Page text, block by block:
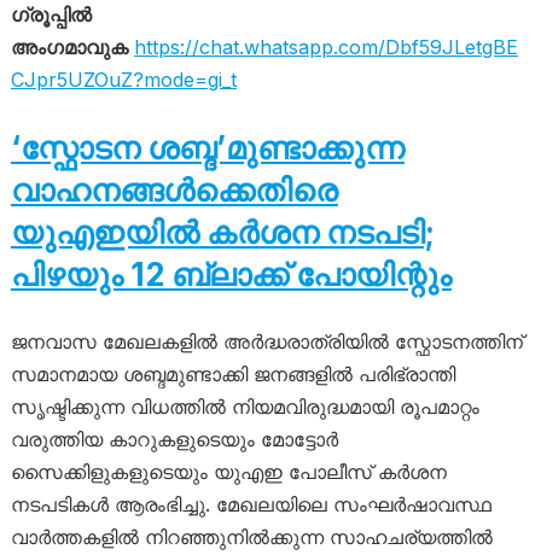
ഗ്രൂപ്പിൽ
അംഗമാവുക https://chat.whatsapp.com/Dbf59JLetgBE
CJpr5UZOuZ?mode=gi_t
‘സ്ഫോടന ശബ്ദ’മുണ്ടാക്കുന്ന
വാഹനങ്ങൾക്കെതിരെ
യുഎഇയിൽ കർശന നടപടി;
പിഴയും 12 ബ്ലാക്ക് പോയിന്റും
ജനവാസ മേഖലകളിൽ അർദ്ധരാത്രിയിൽ സ്ഫോടനത്തിന്
സമാനമായ ശബ്ദമുണ്ടാക്കി ജനങ്ങളിൽ പരിഭ്രാന്തി
സൃഷ്ടിക്കുന്ന വിധത്തിൽ നിയമവിരുദ്ധമായി രൂപമാറ്റം
വരുത്തിയ കാറുകളുടെയും മോട്ടോർ
സൈക്കിളുകളുടെയും യുഎഇ പോലീസ് കർശന
നടപടികൾ ആരംഭിച്ചു. മേഖലയിലെ സംഘർഷാവസ്ഥ
വാർത്തകളിൽ നിറഞ്ഞുനിൽക്കുന്ന സാഹചര്യത്തിൽ